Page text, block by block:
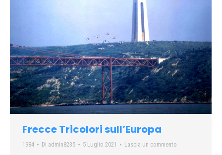
Frecce Tricolori sull’Europa
1984 Di admin8235 5 Luglio 2021 Lascia un commento